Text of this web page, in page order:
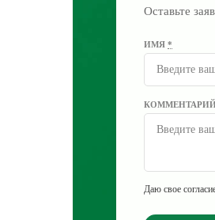
Оставьте
ИМЯ *
КОММЕНТАРИЙ
Даю свое